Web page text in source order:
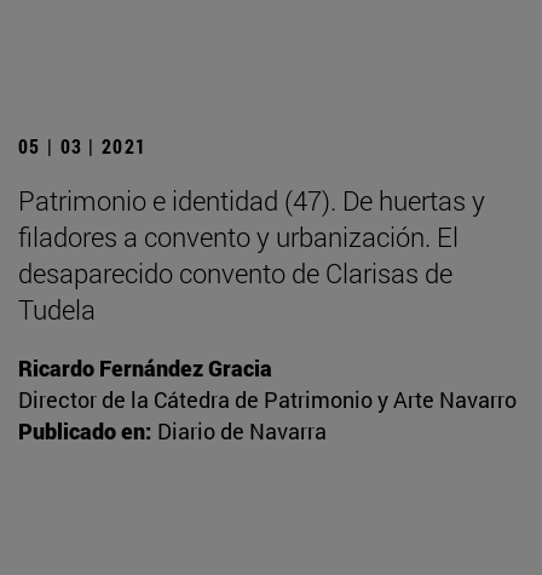
05 | 03 | 2021
Patrimonio e identidad (47). De huertas y
filadores a convento y urbanización. El
desaparecido convento de Clarisas de
Tudela
Ricardo Fernández Gracia
Director de la Cátedra de Patrimonio y Arte Navarro
Publicado en: Diario de Navarra